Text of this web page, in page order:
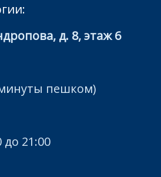
д. 8, этаж 6
пешком)
до 21:00